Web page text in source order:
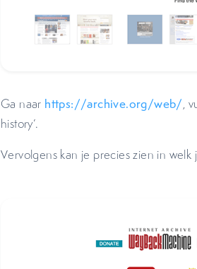
Ga naar https://archive.org/web/,
history’.
Vervolgens kan je precies zien in